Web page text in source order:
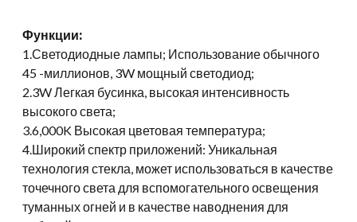
Функции:
1.Светодиодные лампы; Использование обычного
45 -миллионов, 3W мощный светодиод;
2.3W Легкая бусинка, высокая интенсивность
высокого света;
3.6,000K Высокая цветовая температура;
4.Широкий спектр приложений: Уникальная
технология стекла, может использоваться в качестве
точечного света для вспомогательного освещения
туманных огней и в качестве наводнения для